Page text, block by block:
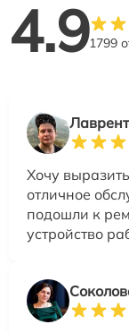
4.91799
Хочу
отличное
подошли к
устройство